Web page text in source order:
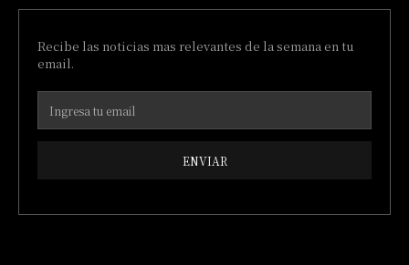
Recibe las noticias mas relevantes de la semana en tu
email.
ENVIAR